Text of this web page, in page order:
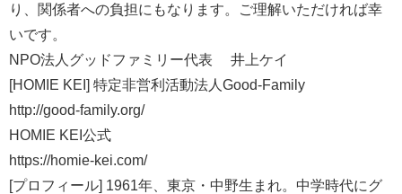
り、関係者への負担にもなります。ご理解いただければ幸
いです。
NPO法人グッドファミリー代表 井上ケイ
[HOMIE KEI] 特定非営利活動法人Good-Family
http://good-family.org/
HOMIE KEI公式
https://homie-kei.com/
[プロフィール] 1961年、東京・中野生まれ。中学時代にグ